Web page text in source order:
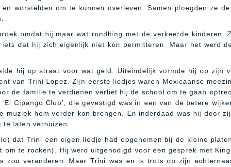
worstelden om te kunnen overleven. Samen ploegden ze
omdat hij maar wat rondhing met de verkeerde kinderen.
dat hij zich eigenlijk niet kon permitteren. Maar het werd
hij op straat voor wat geld. Uiteindelijk vormde hij op zijn
van Trini Lopez. Zijn eerste liedjes waren Mexicaanse
de familie te verdienen verliet hij de school om te gaan
Cipango Club’, die gevestigd was in een van de betere
hem verder kon brengen. En inderdaad was hij door
laten verhuizen.
dat Trini een eigen liedje had opgenomen bij de kleine
te rocken). Hij werd uitgenodigd voor een gesprek met
zou veranderen. Maar Trini was en is trots op zijn